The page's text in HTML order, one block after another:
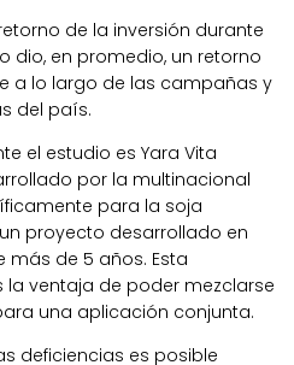
de la inversión durante
dio, en promedio, un retorno
a lo largo de las campañas y
del país.
el estudio es Yara Vita
por la multinacional
para la soja
proyecto desarrollado en
más de 5 años. Esta
ventaja de poder mezclarse
una aplicación conjunta.
deficiencias es posible